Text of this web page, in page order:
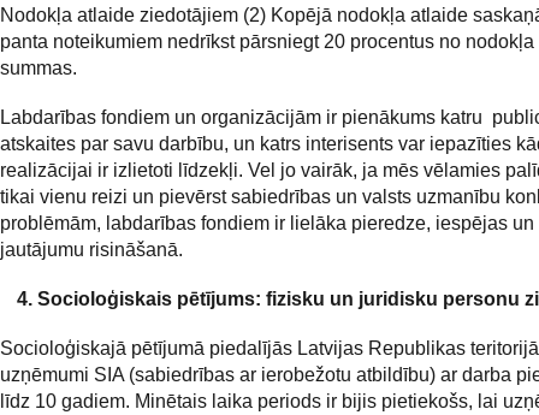
Nodokļa atlaide ziedotājiem (2) Kopējā nodokļa atlaide
panta noteikumiem nedrīkst pārsniegt 20 procentus no
summas.
Labdarības fondiem un organizācijām ir pienākums katru
atskaites par savu darbību, un katrs interisents var iepazīties
realizācijai ir izlietoti līdzekļi. Vel jo vairāk, ja mēs vēlamies
tikai vienu reizi un pievērst sabiedrības un valsts uzmanību
problēmām, labdarības fondiem ir lielāka pieredze, iespējas
jautājumu risināšanā.
4.Socioloģiskais pētījums: fizisku un juridisku personu
Socioloģiskajā pētījumā piedalījās Latvijas Republikas
uzņēmumi SIA (sabiedrības ar ierobežotu atbildību) ar darba
līdz 10 gadiem. Minētais laika periods ir bijis pietiekošs, lai